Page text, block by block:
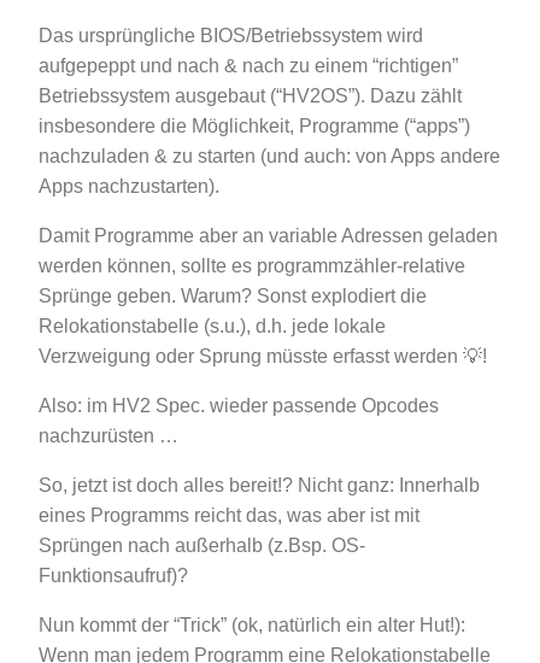
Das ursprüngliche BIOS/Betriebssystem wird
aufgepeppt und nach & nach zu einem “richtigen”
Betriebssystem ausgebaut (“HV2OS”). Dazu zählt
insbesondere die Möglichkeit, Programme (“apps”)
nachzuladen & zu starten (und auch: von Apps andere
Apps nachzustarten).
Damit Programme aber an variable Adressen geladen
werden können, sollte es programmzähler-relative
Sprünge geben. Warum? Sonst explodiert die
Relokationstabelle (s.u.), d.h. jede lokale
Verzweigung oder Sprung müsste erfasst werden 💡!
Also: im HV2 Spec. wieder passende Opcodes
nachzurüsten …
So, jetzt ist doch alles bereit!? Nicht ganz: Innerhalb
eines Programms reicht das, was aber ist mit
Sprüngen nach außerhalb (z.Bsp. OS-
Funktionsaufruf)?
Nun kommt der “Trick” (ok, natürlich ein alter Hut!):
Wenn man jedem Programm eine Relokationstabelle